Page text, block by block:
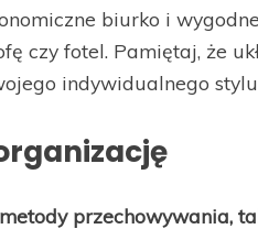
biurko i
czy fotel. Pamiętaj, że
indywidualnego
przechowywania,